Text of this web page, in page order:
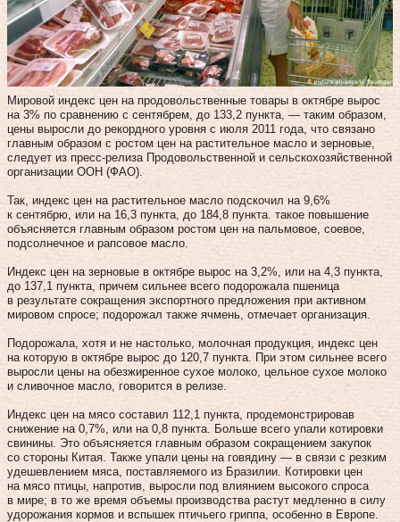
Мировой индекс цен на продовольственные товары в октябре вырос
на 3% по сравнению с сентябрем, до 133,2 пункта, — таким образом,
цены выросли до рекордного уровня с июля 2011 года, что связано
главным образом с ростом цен на растительное масло и зерновые,
следует из пресс-релиза Продовольственной и сельскохозяйственной
организации ООН (ФАО).
Так, индекс цен на растительное масло подскочил на 9,6%
к сентябрю, или на 16,3 пункта, до 184,8 пункта. такое повышение
объясняется главным образом ростом цен на пальмовое, соевое,
подсолнечное и рапсовое масло.
Индекс цен на зерновые в октябре вырос на 3,2%, или на 4,3 пункта,
до 137,1 пункта, причем сильнее всего подорожала пшеница
в результате сокращения экспортного предложения при активном
мировом спросе; подорожал также ячмень, отмечает организация.
Подорожала, хотя и не настолько, молочная продукция, индекс цен
на которую в октябре вырос до 120,7 пункта. При этом сильнее всего
выросли цены на обезжиренное сухое молоко, цельное сухое молоко
и сливочное масло, говорится в релизе.
Индекс цен на мясо составил 112,1 пункта, продемонстрировав
снижение на 0,7%, или на 0,8 пункта. Больше всего упали котировки
свинины. Это объясняется главным образом сокращением закупок
со стороны Китая. Также упали цены на говядину — в связи с резким
удешевлением мяса, поставляемого из Бразилии. Котировки цен
на мясо птицы, напротив, выросли под влиянием высокого спроса
в мире; в то же время объемы производства растут медленно в силу
удорожания кормов и вспышек птичьего гриппа, особенно в Европе.